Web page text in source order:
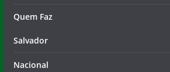
Quem Faz
Salvador
Nacional